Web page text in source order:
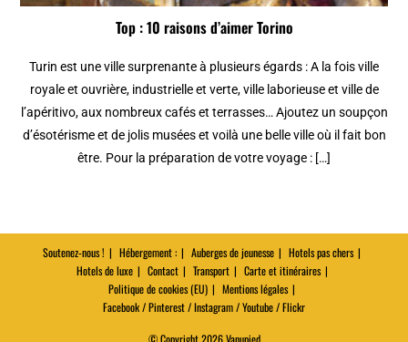
Top : 10 raisons d’aimer Torino
Turin est une ville surprenante à plusieurs égards : A la fois ville
royale et ouvrière, industrielle et verte, ville laborieuse et ville de
l’apéritivo, aux nombreux cafés et terrasses… Ajoutez un soupçon
d’ésotérisme et de jolis musées et voilà une belle ville où il fait bon
être. Pour la préparation de votre voyage : […]
Soutenez-nous ! Hébergement : Auberges de jeunesse
Hotels pas chers
Hotels de luxe
Contact Transport
Carte et itinéraires
Politique de cookies (EU)
Mentions légales
Facebook / Pinterest / Instagram / Youtube / Flickr
© Copyright 2026 Vanupied